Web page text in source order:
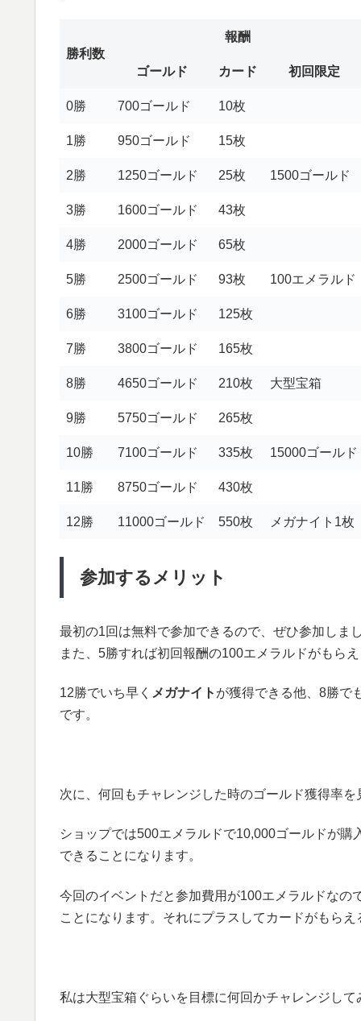
勝利数
報酬
ゴールド カード 初回限定
0勝 700ゴールド 10枚
1勝 950ゴールド 15枚
2勝 1250ゴールド 25枚 1500ゴールド
3勝 1600ゴールド 43枚
4勝 2000ゴールド 65枚
5勝 2500ゴールド 93枚 100エメラルド
6勝 3100ゴールド 125枚
7勝 3800ゴールド 165枚
8勝 4650ゴールド 210枚 大型宝箱
9勝 5750ゴールド 265枚
10勝 7100ゴールド 335枚 15000ゴールド
11勝 8750ゴールド 430枚
12勝 11000ゴールド 550枚 メガナイト1枚
参加するメリット
最初の1回は無料で参加できるので、ぜひ参加しま
また、5勝すれば初回報酬の100エメラルドがもら
12勝でいち早く メガナイト が獲得できる他、8勝で
です。
次に、何回もチャレンジした時のゴールド獲得率を
ショップでは500エメラルドで10,000ゴールドが
できることになります。
今回のイベントだと参加費用が100エメラルドなの
ことになります。それにプラスしてカードがもら
私は大型宝箱ぐらいを目標に何回かチャレンジして